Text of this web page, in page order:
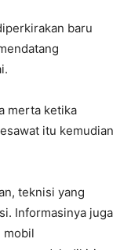
baru
merta ketika
itu kemudian
teknisi yang
Informasinya juga
mobil